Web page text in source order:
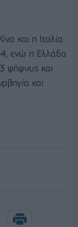
και η Ιταλία
ενώ η Ελλάδα
ψήφους και
και